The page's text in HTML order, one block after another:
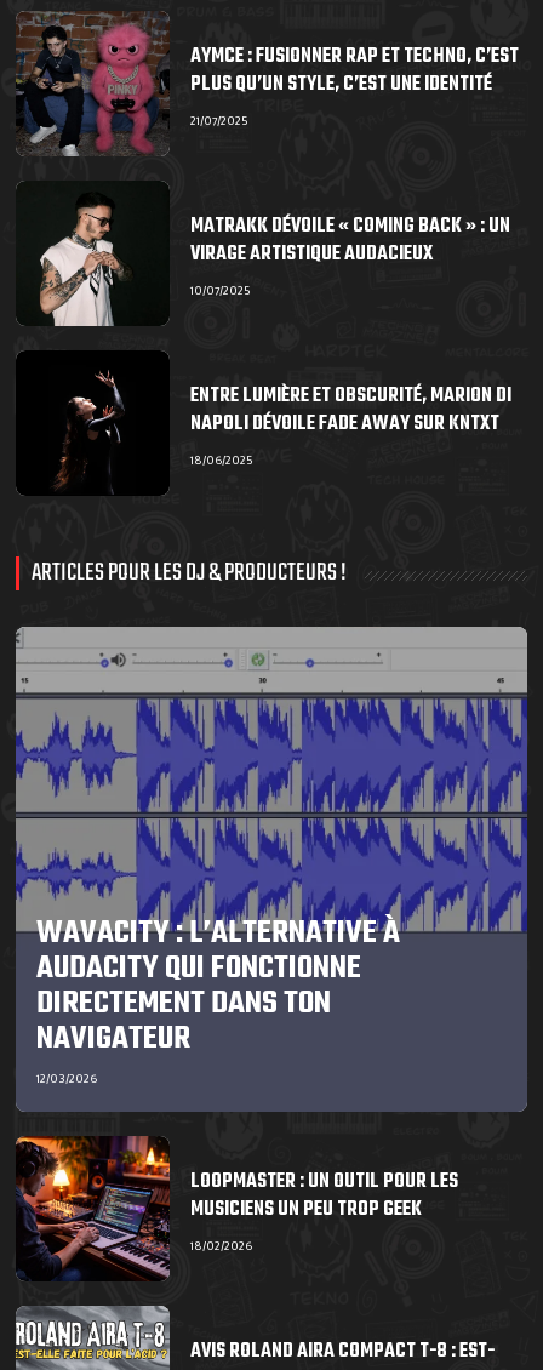
AYMCE : FUSIONNER RAP ET TECHNO, C’EST
PLUS QU’UN STYLE, C’EST UNE IDENTITÉ
21/07/2025
MATRAKK DÉVOILE « COMING BACK » : UN
VIRAGE ARTISTIQUE AUDACIEUX
10/07/2025
ENTRE LUMIÈRE ET OBSCURITÉ, MARION DI
NAPOLI DÉVOILE FADE AWAY SUR KNTXT
18/06/2025
ARTICLES POUR LES DJ & PRODUCTEURS !
WAVACITY : L’ALTERNATIVE À
AUDACITY QUI FONCTIONNE
DIRECTEMENT DANS TON
NAVIGATEUR
12/03/2026
LOOPMASTER : UN OUTIL POUR LES
MUSICIENS UN PEU TROP GEEK
18/02/2026
AVIS ROLAND AIRA COMPACT T-8 : EST-